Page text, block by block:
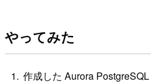
やってみた
作成した Aurora